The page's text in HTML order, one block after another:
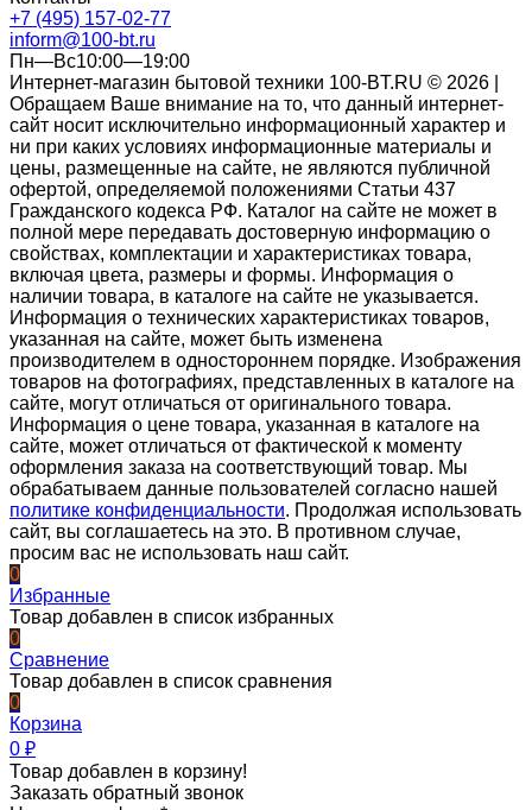
+7 (495) 157-02-77
inform@100-bt.ru
Пн—Вс10:00—19:00
Интернет-магазин бытовой техники 100-BT.RU © 2026 |
Обращаем Ваше внимание на то, что данный интернет-
сайт носит исключительно информационный характер и
ни при каких условиях информационные материалы и
цены, размещенные на сайте, не являются публичной
офертой, определяемой положениями Статьи 437
Гражданского кодекса РФ. Каталог на сайте не может в
полной мере передавать достоверную информацию о
свойствах, комплектации и характеристиках товара,
включая цвета, размеры и формы. Информация о
наличии товара, в каталоге на сайте не указывается.
Информация о технических характеристиках товаров,
указанная на сайте, может быть изменена
производителем в одностороннем порядке. Изображения
товаров на фотографиях, представленных в каталоге на
сайте, могут отличаться от оригинального товара.
Информация о цене товара, указанная в каталоге на
сайте, может отличаться от фактической к моменту
оформления заказа на соответствующий товар. Мы
обрабатываем данные пользователей согласно нашей
политике конфиденциальности. Продолжая использовать
сайт, вы соглашаетесь на это. В противном случае,
просим вас не использовать наш сайт.
0
Избранные
Товар добавлен в список избранных
0
Сравнение
Товар добавлен в список сравнения
0
Корзина
0 ₽
Товар добавлен в корзину!
Заказать обратный звонок